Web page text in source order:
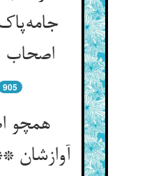
اصحاب
905
همچو
آوازشان